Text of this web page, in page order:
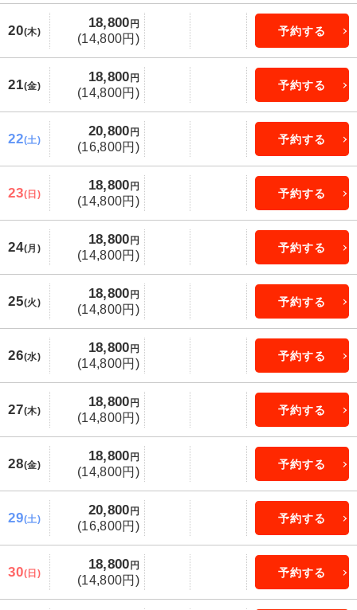
20(木)
18,800 円
(14,800円)
予約する
21(金)
18,800 円
(14,800円)
予約する
22(土)
20,800 円
(16,800円)
予約する
23(日)
18,800 円
(14,800円)
予約する
24(月)
18,800 円
(14,800円)
予約する
25(火)
18,800 円
(14,800円)
予約する
26(水)
18,800 円
(14,800円)
予約する
27(木)
18,800 円
(14,800円)
予約する
28(金)
18,800 円
(14,800円)
予約する
29(土)
20,800 円
(16,800円)
予約する
30(日)
18,800 円
(14,800円)
予約する